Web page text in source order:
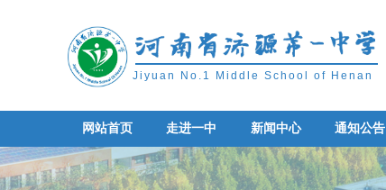
Jiyuan No.1 Middle School of Henan
网站首页
网站首页
走进一中
走进一中
新闻中心
新闻中心
通知公告
通知公告